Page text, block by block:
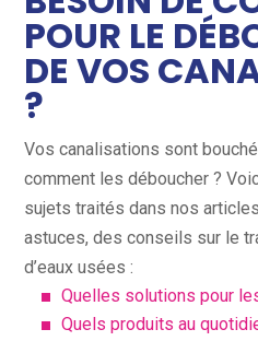
POUR LE
DE VOS
?
Vos canalisations sont
comment les déboucher ?
sujets traités dans nos
astuces, des conseils sur le
d’eaux usées :
Quelles solutions pour
Quels produits au